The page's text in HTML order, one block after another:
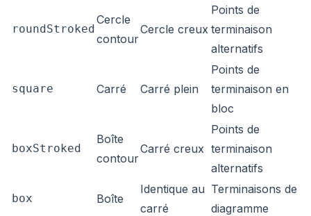
roundStroked
Cercle
contour
Cercle creux
Points de
terminaison
alternatifs
square Carré Carré plein
Points de
terminaison en
bloc
boxStroked
Boîte
contour
Carré creux
Points de
terminaison
alternatifs
box Boîte
Identique au
carré
Terminaisons de
diagramme